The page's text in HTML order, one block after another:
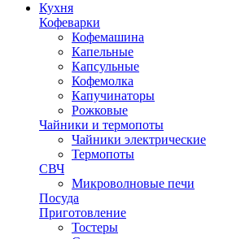
Кухня
Кофеварки
Кофемашина
Капельные
Капсульные
Кофемолка
Капучинаторы
Рожковые
Чайники и термопоты
Чайники электрические
Термопоты
СВЧ
Микроволновые печи
Посуда
Приготовление
Тостеры